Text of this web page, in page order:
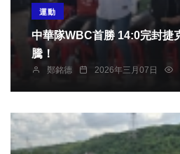
運動
中華隊WBC首勝 14:0完封捷克 新竹應援團情緒沸
騰！
鄭銘德 2026年三月07日